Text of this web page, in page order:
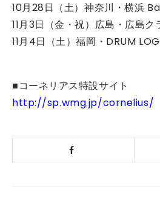
10月28日（土）神奈川・横浜
11月3日（金・祝）広島・広島ク
11月4日（土）福岡・DRUM
■コーネリアス特設サイト
http://sp.wmg.jp/cornelius/